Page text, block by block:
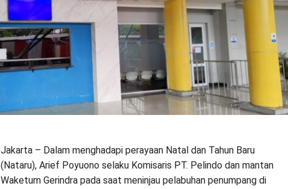
Jakarta – Dalam menghadapi perayaan Natal dan Tahun Baru
(Nataru), Arief Poyuono selaku Komisaris PT. Pelindo dan mantan
Waketum Gerindra pada saat meninjau pelabuhan penumpang di